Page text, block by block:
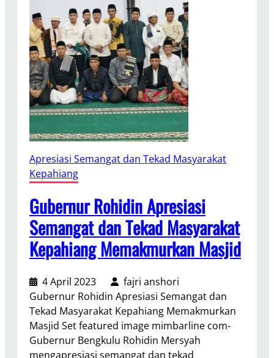
n
P
a
s
a
r
I
p
u
h
a
Q
a
s
d
a
h
n
t
P
D
,
G
b
e
r
n
u
Apresiasi Semangat dan Tekad Masyarakat
Kepahiang
Gubernur Rohidin Apresiasi
Semangat dan Tekad Masyarakat
Kepahiang Memakmurkan Masjid
4 April 2023
fajri anshori
Gubernur Rohidin Apresiasi Semangat dan
Tekad Masyarakat Kepahiang Memakmurkan
Masjid Set featured image mimbarline com-
Gubernur Bengkulu Rohidin Mersyah
mengapresiasi semangat dan tekad